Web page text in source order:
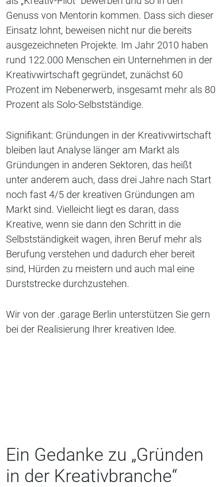
Genuss von Mentorin kommen. Dass sich dieser
Einsatz lohnt, beweisen nicht nur die bereits
ausgezeichneten Projekte. Im Jahr 2010 haben
rund 122.000 Menschen ein Unternehmen in der
Kreativwirtschaft gegründet, zunächst 60
Prozent im Nebenerwerb, insgesamt mehr als 80
Prozent als Solo-Selbstständige.
Signifikant: Gründungen in der Kreativwirtschaft
bleiben laut Analyse länger am Markt als
Gründungen in anderen Sektoren, das heißt
unter anderem auch, dass drei Jahre nach Start
noch fast 4/5 der kreativen Gründungen am
Markt sind. Vielleicht liegt es daran, dass
Kreative, wenn sie dann den Schritt in die
Selbstständigkeit wagen, ihren Beruf mehr als
Berufung verstehen und dadurch eher bereit
sind, Hürden zu meistern und auch mal eine
Durststrecke durchzustehen.
Wir von der .garage Berlin unterstützen Sie gern
bei der Realisierung Ihrer kreativen Idee.
Ein Gedanke zu „Gründen
in der Kreativbranche“